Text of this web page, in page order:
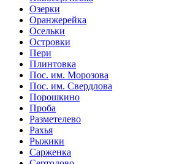
Озерки
Оранжерейка
Осельки
Островки
Пери
Плинтовка
Пос. им. Морозова
Пос. им. Свердлова
Порошкино
Проба
Разметелево
Рахья
Рыжики
Сарженка